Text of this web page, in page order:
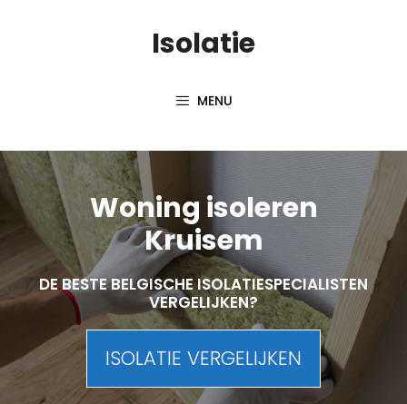
Isolatie
MENU
Woning isoleren
Kruisem
DE BESTE BELGISCHE ISOLATIESPECIALISTEN
VERGELIJKEN?
ISOLATIE VERGELIJKEN